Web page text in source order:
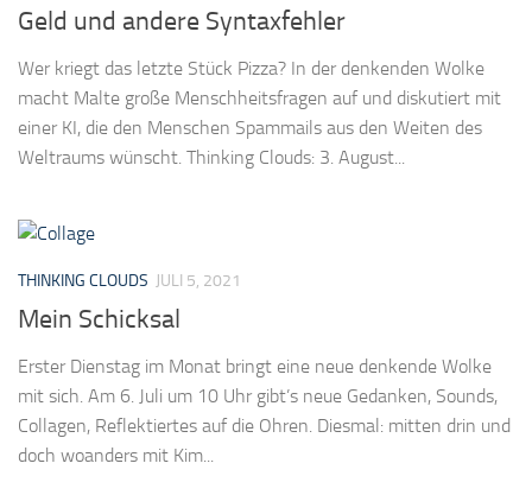
Geld und andere Syntaxfehler
Wer kriegt das letzte Stück Pizza? In der denkenden Wolke
macht Malte große Menschheitsfragen auf und diskutiert mit
einer KI, die den Menschen Spammails aus den Weiten des
Weltraums wünscht. Thinking Clouds: 3. August...
THINKING CLOUDS JULI 5, 2021
Mein Schicksal
Erster Dienstag im Monat bringt eine neue denkende Wolke
mit sich. Am 6. Juli um 10 Uhr gibt’s neue Gedanken, Sounds,
Collagen, Reflektiertes auf die Ohren. Diesmal: mitten drin und
doch woanders mit Kim...